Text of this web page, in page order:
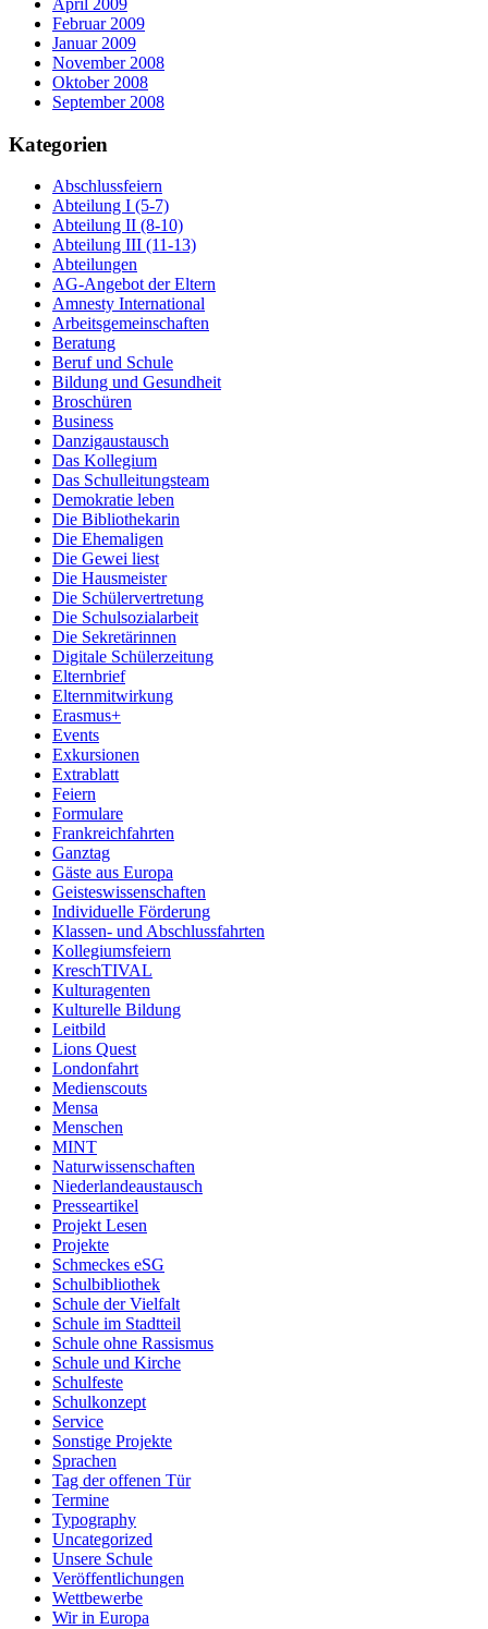
Februar 2009
Januar 2009
November 2008
Oktober 2008
September 2008
Kategorien
Abschlussfeiern
Abteilung I (5-7)
Abteilung II (8-10)
Abteilung III (11-13)
Abteilungen
AG-Angebot der Eltern
Amnesty International
Arbeitsgemeinschaften
Beratung
Beruf und Schule
Bildung und Gesundheit
Broschüren
Business
Danzigaustausch
Das Kollegium
Das Schulleitungsteam
Demokratie leben
Die Bibliothekarin
Die Ehemaligen
Die Gewei liest
Die Hausmeister
Die Schülervertretung
Die Schulsozialarbeit
Die Sekretärinnen
Digitale Schülerzeitung
Elternbrief
Elternmitwirkung
Erasmus+
Events
Exkursionen
Extrablatt
Feiern
Formulare
Frankreichfahrten
Ganztag
Gäste aus Europa
Geisteswissenschaften
Individuelle Förderung
Klassen- und Abschlussfahrten
Kollegiumsfeiern
KreschTIVAL
Kulturagenten
Kulturelle Bildung
Leitbild
Lions Quest
Londonfahrt
Medienscouts
Mensa
Menschen
MINT
Naturwissenschaften
Niederlandeaustausch
Presseartikel
Projekt Lesen
Projekte
Schmeckes eSG
Schulbibliothek
Schule der Vielfalt
Schule im Stadtteil
Schule ohne Rassismus
Schule und Kirche
Schulfeste
Schulkonzept
Service
Sonstige Projekte
Sprachen
Tag der offenen Tür
Termine
Typography
Uncategorized
Unsere Schule
Veröffentlichungen
Wettbewerbe
Wir in Europa